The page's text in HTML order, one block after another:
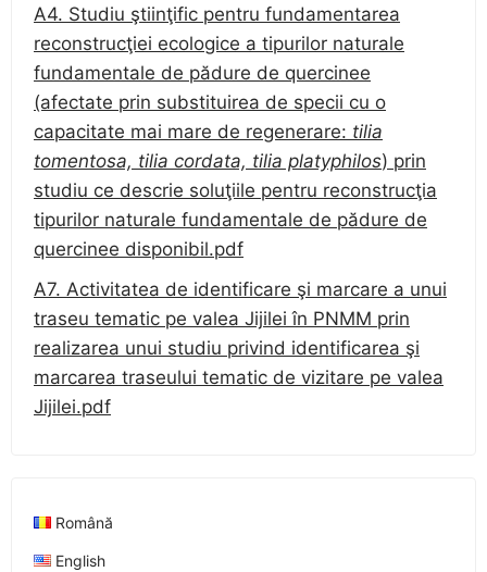
A4. Studiu ştiinţific pentru fundamentarea
reconstrucţiei ecologice a tipurilor naturale
fundamentale de pădure de quercinee
(afectate prin substituirea de specii cu o
capacitate mai mare de regenerare: tilia
tomentosa, tilia cordata, tilia platyphilos) prin
studiu ce descrie soluţiile pentru reconstrucţia
tipurilor naturale fundamentale de pădure de
quercinee disponibil.pdf
A7. Activitatea de identificare şi marcare a unui
traseu tematic pe valea Jijilei în PNMM prin
realizarea unui studiu privind identificarea şi
marcarea traseului tematic de vizitare pe valea
Jijilei.pdf
Română
English